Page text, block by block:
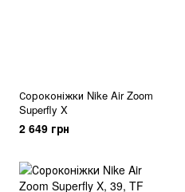
Сороконіжки Nike Air Zoom
Superfly X
2 649 грн